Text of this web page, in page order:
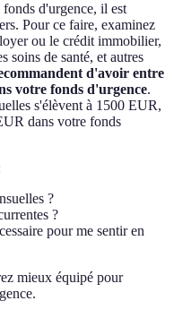
d'urgence, il est
Pour ce faire, examinez
ou le crédit immobilier,
soins de santé, et autres
d'avoir entre
votre fonds d'urgence.
s'élèvent à 1500 EUR,
dans votre fonds
?
?
pour me sentir en
mieux équipé pour